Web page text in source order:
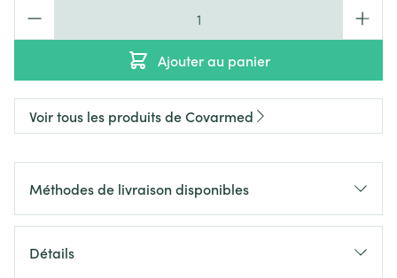
Ajouter au panier
Voir tous les produits de Covarmed
Méthodes de livraison disponibles
Détails